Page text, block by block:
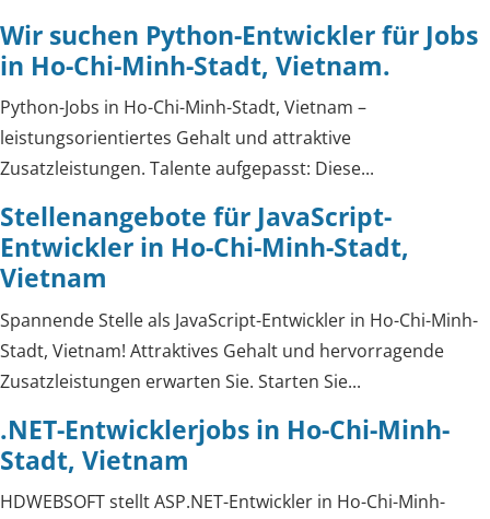
Wir suchen Python-Entwickler für Jobs
in Ho-Chi-Minh-Stadt, Vietnam.
Python-Jobs in Ho-Chi-Minh-Stadt, Vietnam –
leistungsorientiertes Gehalt und attraktive
Zusatzleistungen. Talente aufgepasst: Diese...
Stellenangebote für JavaScript-
Entwickler in Ho-Chi-Minh-Stadt,
Vietnam
Spannende Stelle als JavaScript-Entwickler in Ho-Chi-Minh-
Stadt, Vietnam! Attraktives Gehalt und hervorragende
Zusatzleistungen erwarten Sie. Starten Sie...
.NET-Entwicklerjobs in Ho-Chi-Minh-
Stadt, Vietnam
HDWEBSOFT stellt ASP.NET-Entwickler in Ho-Chi-Minh-